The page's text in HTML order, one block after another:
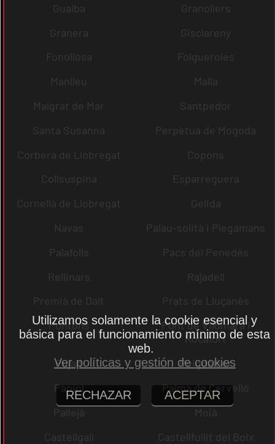
Gualba
Granollers
Granera
Gisclareny
Fonollosa
Folgueroles
Manlleu
Malla
Malgrat de Mar
Santpedor
Santa Susanna
Perpètua de Mogoda
Corbera de Llobregat
Copons
Collsuspina
Esparreguera
Cornellà de Llobregat
Gelida
Navas
Palau-solità i Plegamans
Palafolls
Pacs del Penedès
Rellinars
Rajadell
Premià de Dalt
Prats de Lluçanès
Pontons
Pont de Vilomara i
Rocafort
Pujalt
Puigdàlber
Papiol
Palma de Cervelló
Pallejà
Moià
Castellgalí
Castellfullit del Boix
Utilizamos solamente la cookie esencial y
básica para el funcionamiento mínimo de esta
web.
Ver políticas y gestión de cookies
RECHAZAR ACEPTAR